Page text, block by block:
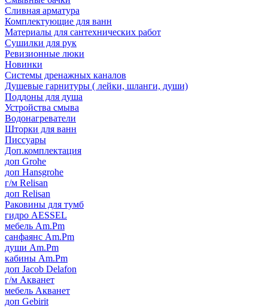
Сливная арматура
Комплектующие для ванн
Материалы для сантехнических работ
Сушилки для рук
Ревизионные люки
Новинки
Системы дренажных каналов
Душевые гарнитуры ( лейки, шланги, души)
Поддоны для душа
Устройства смыва
Водонагреватели
Шторки для ванн
Писсуары
Доп.комплектация
доп Grohe
доп Hansgrohe
г/м Relisan
доп Relisan
Раковины для тумб
гидро AESSEL
мебель Am.Pm
санфаянс Am.Pm
души Am.Pm
кабины Am.Pm
доп Jacob Delafon
г/м Акванет
мебель Акванет
доп Gebirit